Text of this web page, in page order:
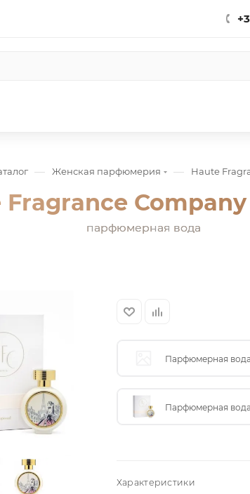
— Женская парфюмерия — Haute
Fragrance
парфюмерная вода
Парфюмерная
Парфюмерная
Характеристики